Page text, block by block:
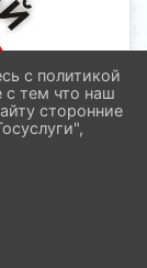
с политикой
с тем что наш
сторонние